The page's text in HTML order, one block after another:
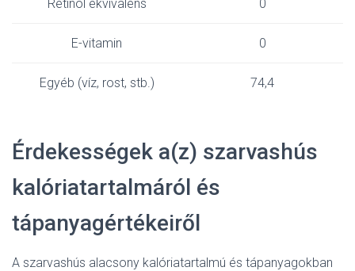
Retinol ekvivalens 0
E-vitamin 0
Egyéb (víz, rost, stb.) 74,4
Érdekességek a(z) szarvashús
kalóriatartalmáról és
tápanyagértékeiről
A szarvashús alacsony kalóriatartalmú és tápanyagokban